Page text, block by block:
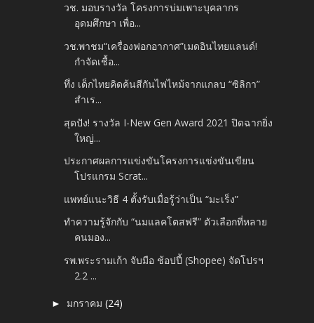
วช. มอบรางวัล โครงการบ่มเพาะบุคลากร
อุดมศึกษา เพื่อ...
วช.พาชม“เครื่องฟอกอากาศ”เมดอินไทยแลนด์!
กำจัดเชื้อ...
ทึ่ง เด็กไทยคิดค้นสีกันไฟไหม้จากแกลบ “ซิลิกา”
สำเร...
สุดปัง! รางวัล I-New Gen Award 2021 ปิดฉากยิ่ง
ใหญ่...
ประกาศผลการแข่งขันโครงการแข่งขันเขียน
โปรแกรม Scrat...
แพทย์แนะวิธี 4 ตั้งรับเมื่อรู้ว่าเป็น “มะเร็ง”
ทำความรู้จักกับ “นมแลคโตสฟรี” ตัวเลือกที่หลาย
คนมอง...
รพ.พระรามเก้า จับมือ ช้อปปี้ (Shopee) จัดโปรฯ
2.2 ...
► มกราคม(24)